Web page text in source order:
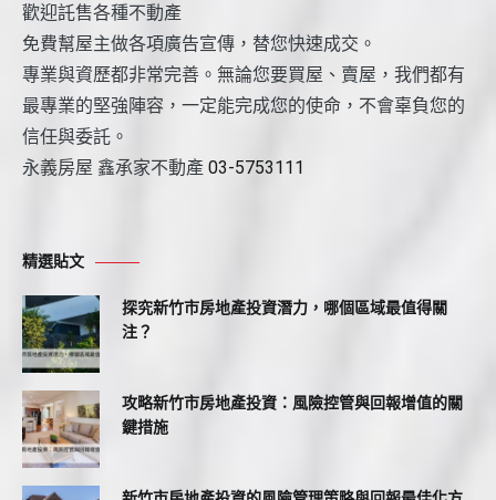
歡迎託售各種不動產
免費幫屋主做各項廣告宣傳，替您快速成交。
專業與資歷都非常完善。無論您要買屋、賣屋，我們都有
最專業的堅強陣容，一定能完成您的使命，不會辜負您的
信任與委託。
永義房屋 鑫承家不動產 03-5753111
精選貼文
探究新竹市房地產投資潛力，哪個區域最值得關
注？
攻略新竹市房地產投資：風險控管與回報增值的關
鍵措施